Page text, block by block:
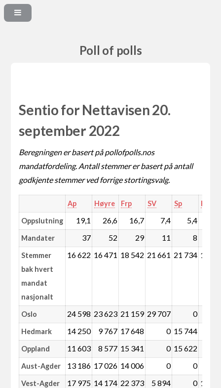
Poll of polls
Sentio for Nettavisen 20.
september 2022
Beregningen er basert på pollofpolls.nos
mandatfordeling. Antall stemmer er basert på antall
godkjente stemmer ved forrige stortingsvalg.
Ap Høyre Frp SV Sp KrF
Oppslutning 19,1 26,6 16,7 7,4 5,4
Mandater 37 52 29 11 8
Stemmer
bak hvert
mandat
nasjonalt
16 622 16 471 18 542 21 661 21 734 19
Oslo 24 598 23 623 21 159 29 707 0
Hedmark 14 250 9 767 17 648 0 15 744
Oppland 11 603 8 577 15 341 0 15 622
Aust-Agder 13 186 17 026 14 006 0 0
Vest-Agder 17 975 14 174 22 373 5 894 0 15